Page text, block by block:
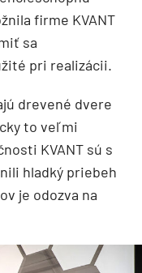
firme KVANT
sa
pri realizácii.
drevené dvere
to veľmi
KVANT sú s
hladký priebeh
je odozva na